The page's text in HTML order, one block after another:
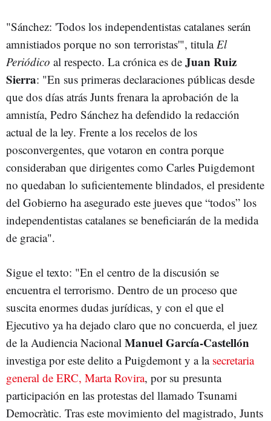
"Sánchez: 'Todos los independentistas catalanes serán
amnistiados porque no son terroristas'", titulaEl
Periódico al respecto. La crónica es de Juan Ruiz
Sierra: "En sus primeras declaraciones públicas desde
que dos días atrás Junts frenara la aprobación de la
amnistía, Pedro Sánchez ha defendido la redacción
actual de la ley. Frente a los recelos de los
posconvergentes, que votaron en contra porque
consideraban que dirigentes como Carles Puigdemont
no quedaban lo suficientemente blindados, el presidente
del Gobierno ha asegurado este jueves que “todos” los
independentistas catalanes se beneficiarán de la medida
de gracia".
Sigue el texto: "En el centro de la discusión se
encuentra el terrorismo. Dentro de un proceso que
suscita enormes dudas jurídicas, y con el que el
Ejecutivo ya ha dejado claro que no concuerda, el juez
de la Audiencia Nacional Manuel García-Castellón
investiga por este delito a Puigdemont y a la secretaria
general de ERC, Marta Rovira, por su presunta
participación en las protestas del llamado Tsunami
Democràtic. Tras este movimiento del magistrado, Junts